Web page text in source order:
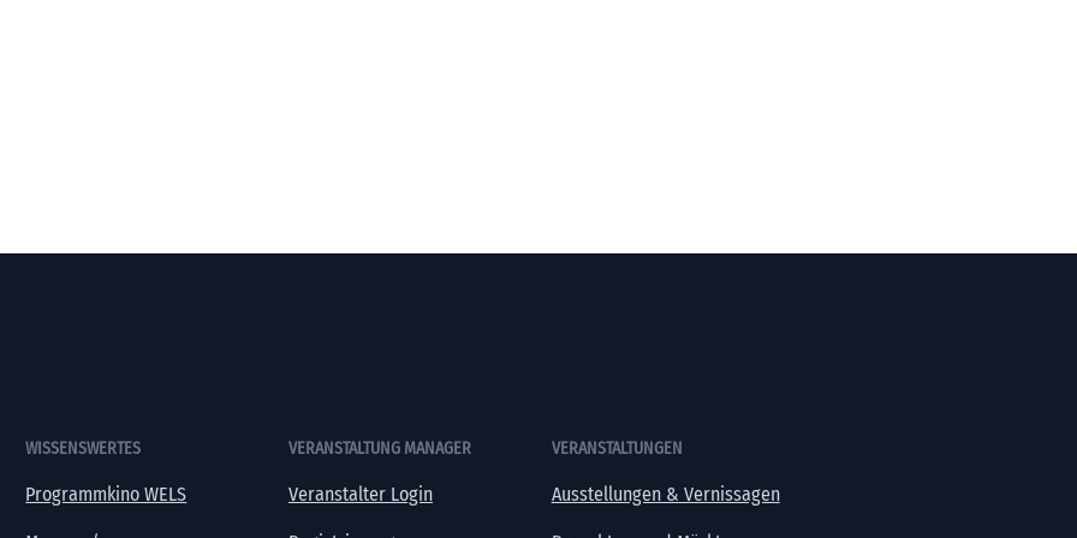
WISSENSWERTES
Programmkino WELS
VERANSTALTUNG MANAGER
Veranstalter Login
VERANSTALTUNGEN
Ausstellungen & Vernissagen